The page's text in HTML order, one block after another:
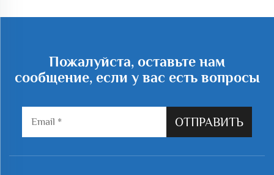
Пожалуйста, оставьте нам
сообщение, если у вас есть вопросы
ОТПРАВИТЬ